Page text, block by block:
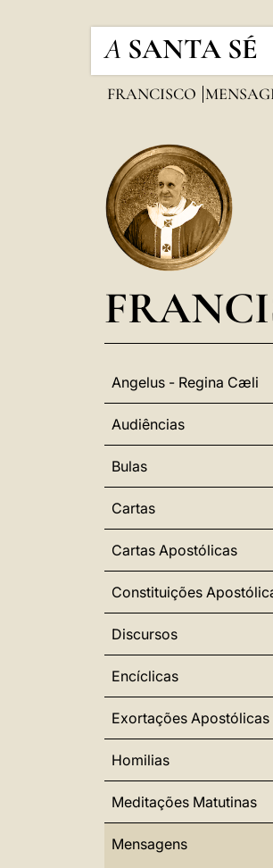
A SANTA SÉ
FRANCISCO
Angelus - Regina Cæli
Audiências
Bulas
Cartas
Cartas Apostólicas
Constituições
Discursos
Encíclicas
Exortações Apostólicas
Homilias
Meditações Matutinas
Mensagens